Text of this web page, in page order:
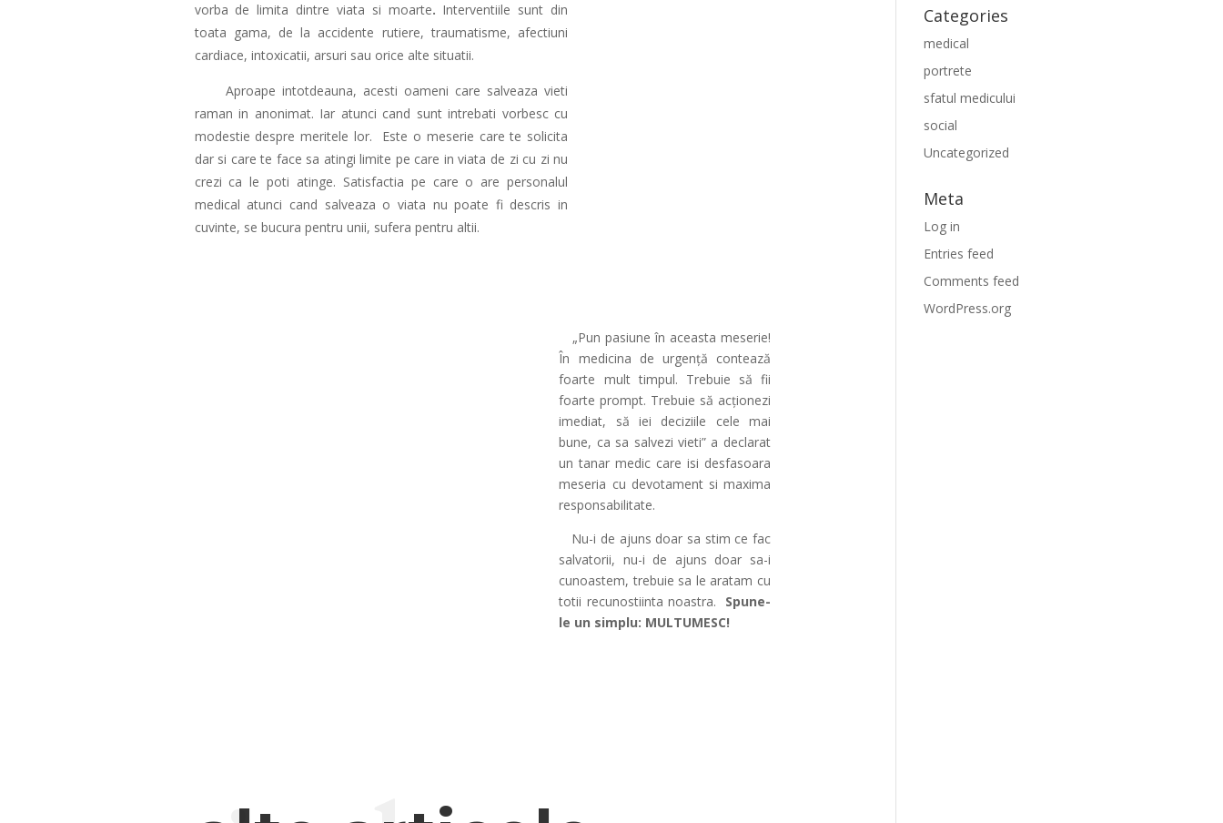
vorba de limita dintre viata si moarte. Interventiile sunt din
toata gama, de la accidente rutiere, traumatisme, afectiuni
cardiace, intoxicatii, arsuri sau orice alte situatii.
Aproape intotdeauna, acesti oameni care salveaza vieti
raman in anonimat. Iar atunci cand sunt intrebati vorbesc cu
modestie despre meritele lor. Este o meserie care te solicita
dar si care te face sa atingi limite pe care in viata de zi cu zi nu
crezi ca le poti atinge. Satisfactia pe care o are personalul
medical atunci cand salveaza o viata nu poate fi descris in
cuvinte, se bucura pentru unii, sufera pentru altii.
„Pun pasiune în aceasta meserie!
În medicina de urgență contează
foarte mult timpul. Trebuie să fii
foarte prompt. Trebuie să acționezi
imediat, să iei deciziile cele mai
bune, ca sa salvezi vieti” a declarat
un tanar medic care isi desfasoara
meseria cu devotament si maxima
responsabilitate.
Nu-i de ajuns doar sa stim ce fac
salvatorii, nu-i de ajuns doar sa-i
cunoastem, trebuie sa le aratam cu
totii recunostiinta noastra.
Spune-
le un simplu: MULTUMESC!
Categories
medical
portrete
sfatul medicului
social
Uncategorized
Meta
Log in
Entries feed
Comments feed
WordPress.org